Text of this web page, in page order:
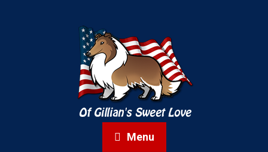
Menu